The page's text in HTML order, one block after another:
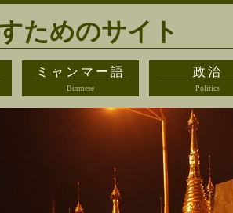
ためのサイト
ミャンマー語
Burmese
政治
Politics